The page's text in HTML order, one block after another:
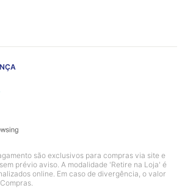
são exclusivos para compras via site e
prévio aviso. A modalidade 'Retire na Loja' é
online. Em caso de divergência, o valor